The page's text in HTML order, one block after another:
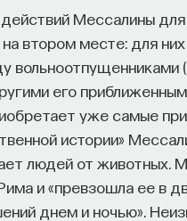
Мессалины
втором месте: для
вольноотпущенниками
его
уже самые
истории»
людей от животных.
и «превзошла ее в
днем и ночью».